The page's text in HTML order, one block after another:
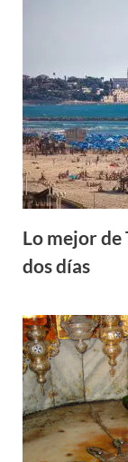
Lo mejor de
dos días